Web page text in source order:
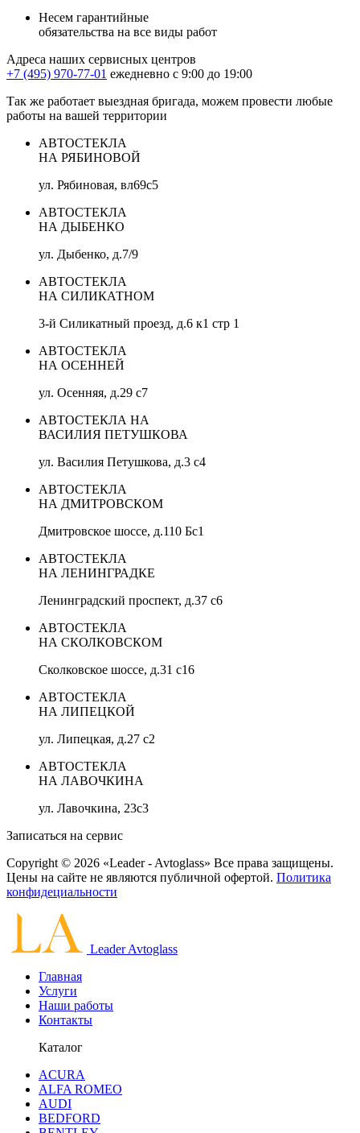
Несем гарантийные
обязательства на все виды работ
Адреса наших сервисных центров
+7 (495) 970-77-01 ежедневно с 9:00 до 19:00
Так же работает выездная бригада, можем провести любые
работы на вашей территории
АВТОСТЕКЛА
НА РЯБИНОВОЙ
ул. Рябиновая, вл69с5
АВТОСТЕКЛА
НА ДЫБЕНКО
ул. Дыбенко, д.7/9
АВТОСТЕКЛА
НА СИЛИКАТНОМ
3-й Силикатный проезд, д.6 к1 стр 1
АВТОСТЕКЛА
НА ОСЕННЕЙ
ул. Осенняя, д.29 с7
АВТОСТЕКЛА НА
ВАСИЛИЯ ПЕТУШКОВА
ул. Василия Петушкова, д.3 с4
АВТОСТЕКЛА
НА ДМИТРОВСКОМ
Дмитровское шоссе, д.110 Бс1
АВТОСТЕКЛА
НА ЛЕНИНГРАДКЕ
Ленинградский проспект, д.37 c6
АВТОСТЕКЛА
НА СКОЛКОВСКОМ
Сколковское шоссе, д.31 с16
АВТОСТЕКЛА
НА ЛИПЕЦКОЙ
ул. Липецкая, д.27 с2
АВТОСТЕКЛА
НА ЛАВОЧКИНА
ул. Лавочкина, 23с3
Записаться на сервис
Copyright © 2026 «Leader - Avtoglass» Все права защищены.
Цены на сайте не являются публичной офертой. Политика
конфидециальности
Leader Avtoglass
Главная
Услуги
Наши работы
Контакты
Каталог
ACURA
ALFA ROMEO
AUDI
BEDFORD